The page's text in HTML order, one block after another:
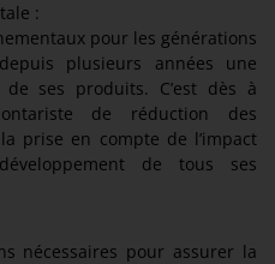
:
pour les générations
plusieurs années une
ses produits. C’est dès à
de réduction des
prise en compte de l’impact
de tous ses
nécessaires pour assurer la